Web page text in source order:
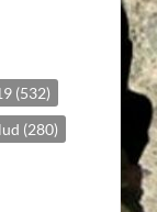
(532)
(280)